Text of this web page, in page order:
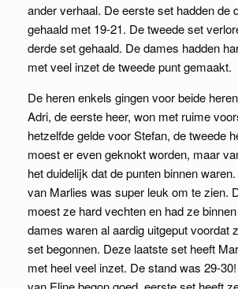
ander verhaal. De eerste set hadden de
gehaald met 19-21. De tweede set
derde set gehaald. De dames hadden
met veel inzet de tweede punt gemaakt.
De heren enkels gingen voor beide
Adri, de eerste heer, won met ruime
hetzelfde gelde voor Stefan, de tweede
moest er even geknokt worden, maar
het duidelijk dat de punten binnen
van Marlies was super leuk om te zien.
moest ze hard vechten en had ze
dames waren al aardig uitgeput voordat
set begonnen. Deze laatste set heeft
met heel veel inzet. De stand was 29-